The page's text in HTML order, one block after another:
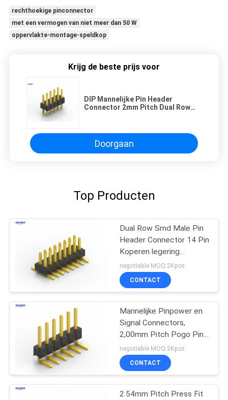
rechthoekige pinconnector
met een vermogen van niet meer dan 50 W
oppervlakte-montage-speldkop
Krijg de beste prijs voor
DIP Mannelijke Pin Header
Connector 2mm Pitch Dual Row
Doorgaan
Top Producten
Dual Row Smd Male Pin
Header Connector 14 Pin
Koperen legering
contactmateriaal
negotiable MOQ:2Kpcs
CONTACT
Mannelijke Pinpower en
Signal Connectors,
2,00mm Pitch Pogo Pin
Connector
negotiable MOQ:2Kpcs
CONTACT
2.54mm Pitch Press Fit